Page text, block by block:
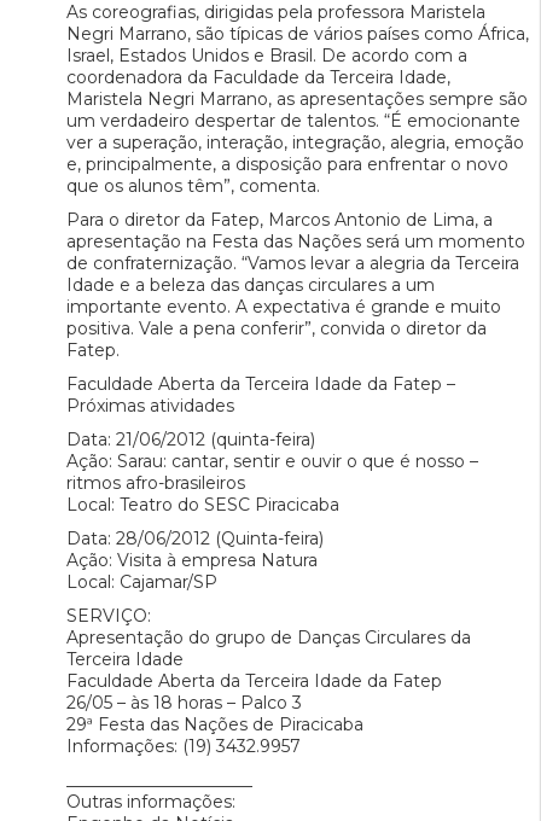
As coreografias, dirigidas pela professora Maristela
Negri Marrano, são típicas de vários países como África,
Israel, Estados Unidos e Brasil. De acordo com a
coordenadora da Faculdade da Terceira Idade,
Maristela Negri Marrano, as apresentações sempre são
um verdadeiro despertar de talentos. “É emocionante
ver a superação, interação, integração, alegria, emoção
e, principalmente, a disposição para enfrentar o novo
que os alunos têm”, comenta.
Para o diretor da Fatep, Marcos Antonio de Lima, a
apresentação na Festa das Nações será um momento
de confraternização. “Vamos levar a alegria da Terceira
Idade e a beleza das danças circulares a um
importante evento. A expectativa é grande e muito
positiva. Vale a pena conferir”, convida o diretor da
Fatep.
Faculdade Aberta da Terceira Idade da Fatep –
Próximas atividades
Data: 21/06/2012 (quinta-feira)
Ação: Sarau: cantar, sentir e ouvir o que é nosso –
ritmos afro-brasileiros
Local: Teatro do SESC Piracicaba
Data: 28/06/2012 (Quinta-feira)
Ação: Visita à empresa Natura
Local: Cajamar/SP
SERVIÇO:
Apresentação do grupo de Danças Circulares da
Terceira Idade
Faculdade Aberta da Terceira Idade da Fatep
26/05 – às 18 horas – Palco 3
29ª Festa das Nações de Piracicaba
Informações: (19) 3432.9957
Outras informações: